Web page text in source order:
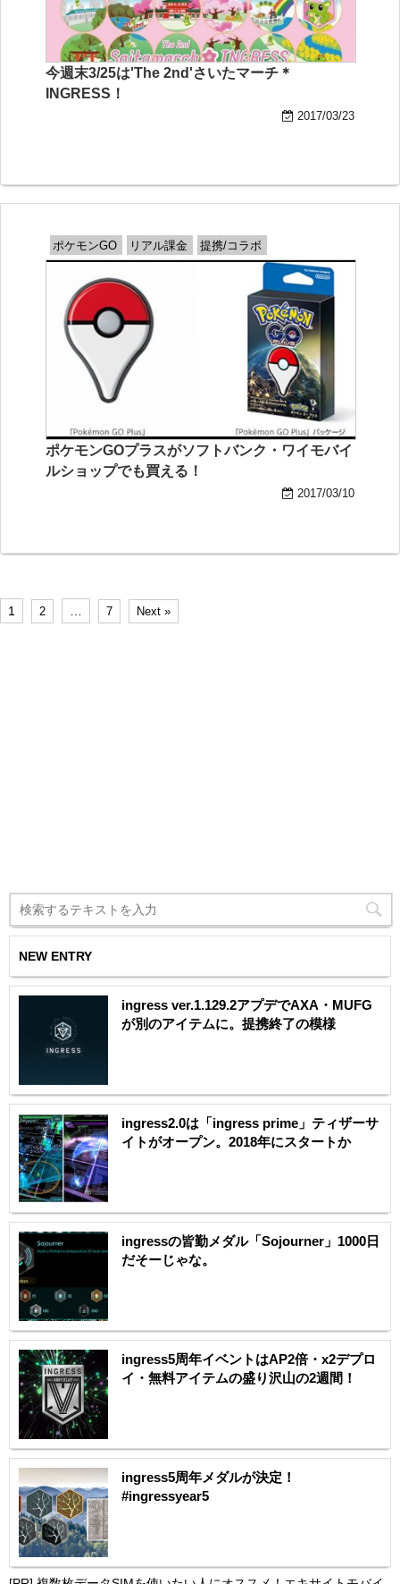
今週末3/25は'The 2nd'さいたマーチ＊
INGRESS！
2017/03/23
ポケモンGO リアル課金 提携/コラボ
ポケモンGOプラスがソフトバンク・ワイモバイ
ルショップでも買える！
2017/03/10
1 2 7 Next »
NEW ENTRY
ingress ver.1.129.2アプデでAXA・MUFG
が別のアイテムに。提携終了の模様
ingress2.0は「ingress prime」ティザーサ
イトがオープン。2018年にスタートか
ingressの皆勤メダル「Sojourner」1000日
だそーじゃな。
ingress5周年イベントはAP2倍・x2デプロ
イ・無料アイテムの盛り沢山の2週間！
ingress5周年メダルが決定！
#ingressyear5